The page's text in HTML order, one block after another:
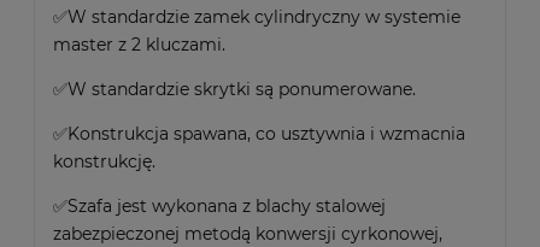
✅W standardzie zamek cylindryczny w systemie
master z 2 kluczami.
✅W standardzie skrytki są ponumerowane.
✅Konstrukcja spawana, co usztywnia i wzmacnia
konstrukcję.
✅Szafa jest wykonana z blachy stalowej
zabezpieczonej metodą konwersji cyrkonowej,